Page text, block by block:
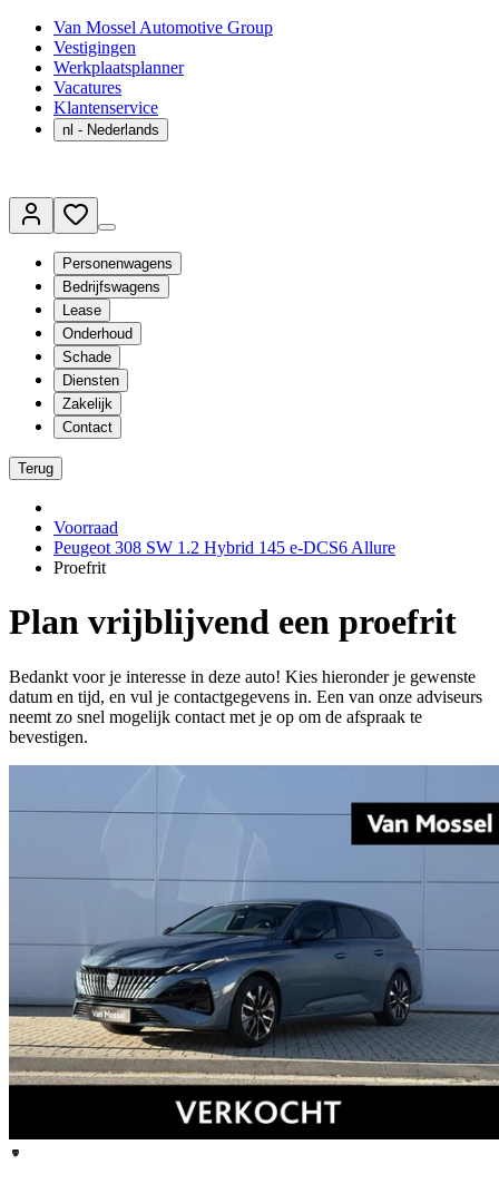
Van Mossel Automotive Group
Vestigingen
Werkplaatsplanner
Vacatures
Klantenservice
nl - Nederlands
Personenwagens
Bedrijfswagens
Lease
Onderhoud
Schade
Diensten
Zakelijk
Contact
Terug
Voorraad
Peugeot 308 SW 1.2 Hybrid 145 e-DCS6 Allure
Proefrit
Plan vrijblijvend een proefrit
Bedankt voor je interesse in deze auto! Kies hieronder je gewenste
datum en tijd, en vul je contactgegevens in. Een van onze adviseurs
neemt zo snel mogelijk contact met je op om de afspraak te
bevestigen.